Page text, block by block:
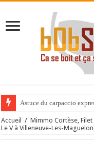
Astuce du carpaccio
Accueil / Mimmo Cortèse,
Le V à Villeneuve-Les-